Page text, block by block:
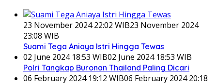
23 November 2024 22:02 WIB23 November 2024
23:08 WIB
Suami Tega Aniaya Istri Hingga Tewas
02 June 2024 18:53 WIB02 June 2024 18:53 WIB
Polri Tangkap Buronan Thailand Paling Dicari
06 February 2024 19:12 WIB06 February 2024 20:18